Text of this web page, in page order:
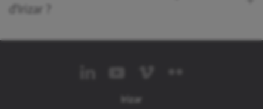
d'Irizar ?
Irizar